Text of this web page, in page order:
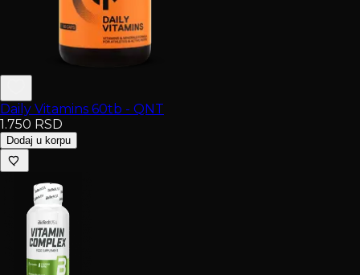
Daily Vitamins 60tb - QNT
1.750 RSD
Dodaj u korpu